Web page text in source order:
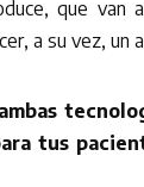
que van
a su vez, un
tus